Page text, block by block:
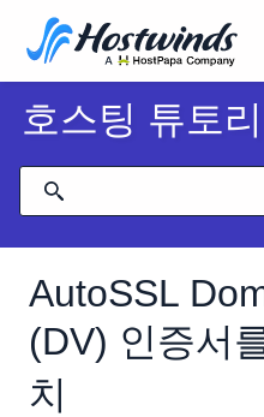
호스팅 튜토
AutoSSL
(DV) 인증서
치